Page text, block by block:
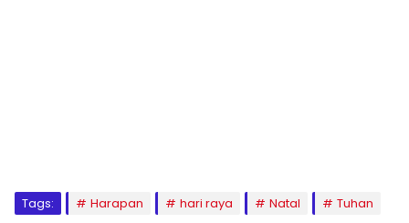
Tags: Harapan hari raya Natal Tuhan